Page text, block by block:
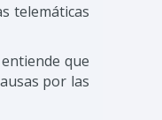
telemáticas
que
por las